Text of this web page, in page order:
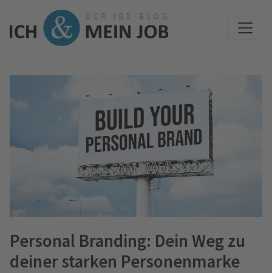
Personal Branding: Dein Weg zu
deiner starken Personenmarke